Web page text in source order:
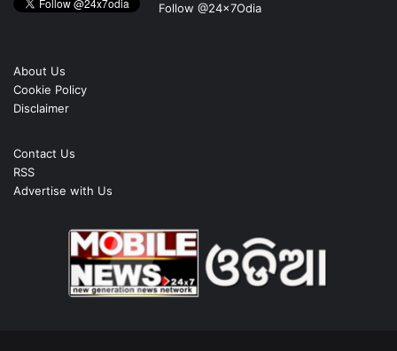
Follow @24x7Odia
About Us
Cookie Policy
Disclaimer
Contact Us
RSS
Advertise with Us